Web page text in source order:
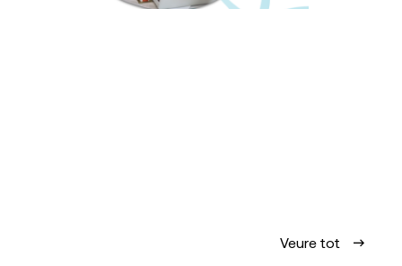
Veure tot